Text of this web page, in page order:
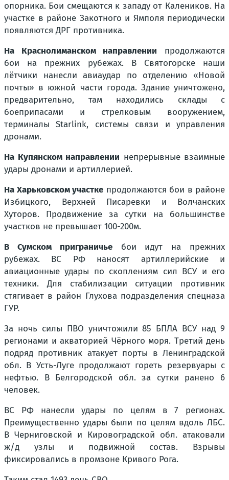
опорника. Бои смещаются к западу от Калеников. На
участке в районе Закотного и Ямполя периодически
появляются ДРГ противника.
На Краснолиманском направлении продолжаются
бои на прежних рубежах. В Святогорске наши
лётчики нанесли авиаудар по отделению «Новой
почты» в южной части города. Здание уничтожено,
предварительно, там находились склады с
боеприпасами и стрелковым вооружением,
терминалы Starlink, системы связи и управления
дронами.
На Купянском направлении непрерывные взаимные
удары дронами и артиллерией.
На Харьковском участке продолжаются бои в районе
Избицкого, Верхней Писаревки и Волчанских
Хуторов. Продвижение за сутки на большинстве
участков не превышает 100-200м.
В Сумском приграничьебои идут на прежних
рубежах. ВС РФ наносят артиллерийские и
авиационные удары по скоплениям сил ВСУ и его
техники. Для стабилизации ситуации противник
стягивает в район Глухова подразделения спецназа
ГУР.
За ночь силы ПВО уничтожили 85 БПЛА ВСУ над 9
регионами и акваторией Чёрного моря. Третий день
подряд противник атакует порты в Ленинградской
обл. В Усть-Луге продолжают гореть резервуары с
нефтью. В Белгородской обл. за сутки ранено 6
человек.
ВС РФ нанесли удары по целям в 7 регионах.
Преимущественно удары были по целям вдоль ЛБС.
В Черниговской и Кировоградской обл. атаковали
ж/д узлы и подвижной состав. Взрывы
фиксировались в промзоне Кривого Рога.